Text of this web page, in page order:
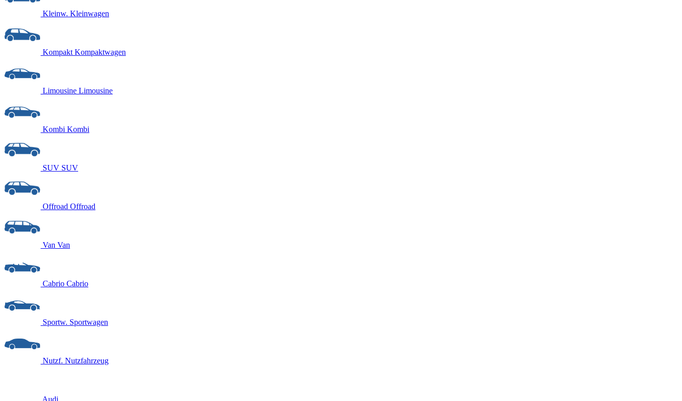
Kleinw. Kleinwagen
Kompakt Kompaktwagen
Limousine Limousine
Kombi Kombi
SUV SUV
Offroad Offroad
Van Van
Cabrio Cabrio
Sportw. Sportwagen
Nutzf. Nutzfahrzeug
Audi